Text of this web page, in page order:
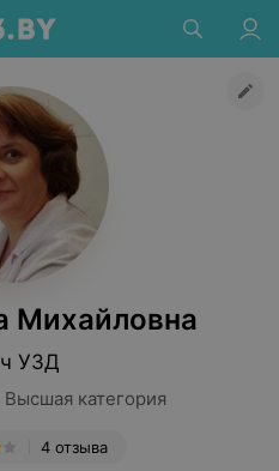
Михайловна
УЗД
категория
4 отзыва